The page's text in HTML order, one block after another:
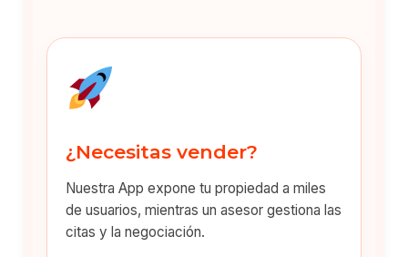
¿Necesitas vender?
Nuestra App expone tu propiedad a miles
de usuarios, mientras un asesor gestiona las
citas y la negociación.